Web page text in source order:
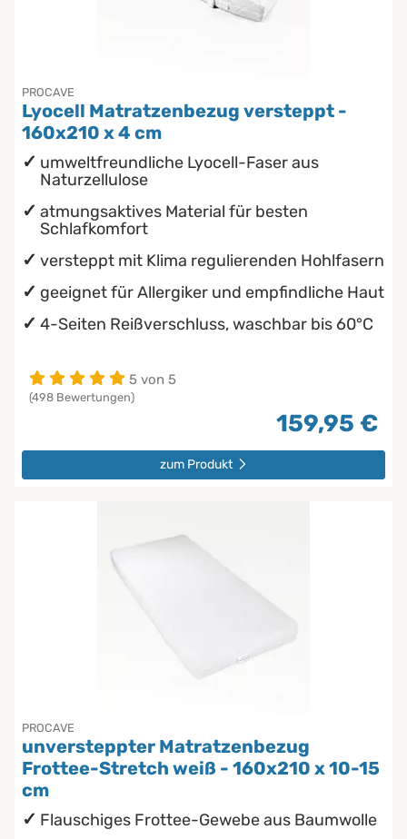
PROCAVE
Lyocell Matratzenbezug versteppt -
160x210 x 4 cm
umweltfreundliche Lyocell-Faser aus
Naturzellulose
atmungsaktives Material für besten
Schlafkomfort
versteppt mit Klima regulierenden Hohlfasern
geeignet für Allergiker und empfindliche Haut
4-Seiten Reißverschluss, waschbar bis 60°C
5 von 5
(498 Bewertungen)
159,95 €
zum Produkt
PROCAVE
unversteppter Matratzenbezug
Frottee-Stretch weiß - 160x210 x 10-15
cm
Flauschiges Frottee-Gewebe aus Baumwolle
Antidekubitusmatratzen
Pflegematratzen
Matratzen nach Maß
Die besten Sommerbettdecken
Die richtige Matratze kaufen